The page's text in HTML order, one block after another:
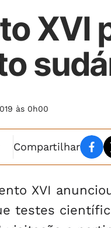
XVI
às 0h00
Compartilhar
XVI
testes